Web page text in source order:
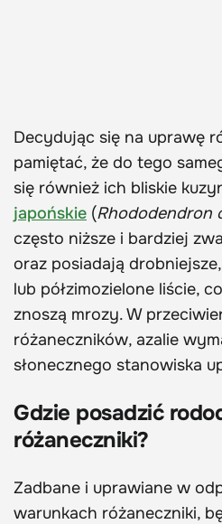
Decydując się na uprawę
pamiętać, że do tego
się również ich bliskie
japońskie (Rhododendron
często niższe i bardziej
oraz posiadają
lub półzimozielone liście,
znoszą mrozy. W
różaneczników, azalie
słonecznego stanowiska
Gdzie posadzić
różaneczniki?
Zadbane i uprawiane w
warunkach różaneczniki,